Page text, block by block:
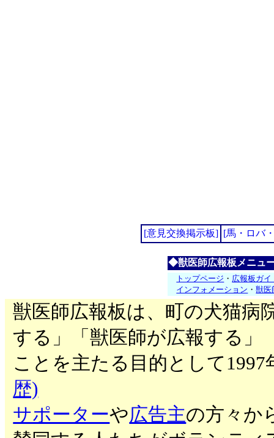
[意見交換掲示板] [馬・ロバ
◆獣医師広報板メニュ
トップページ ・ 広報板ガイ
インフォメーション ・獣医
獣医師広報板は、町の犬猫病
する」「獣医師が広報する」
ことを主たる目的として
歴)
サポーターや広告主の方々か